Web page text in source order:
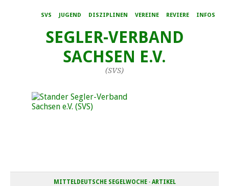
SVS JUGEND DISZIPLINEN VEREINE REVIERE INFOS
SEGLER-VERBAND
SACHSEN E.V.
(SVS)
MITTELDEUTSCHE SEGELWOCHE · ARTIKEL